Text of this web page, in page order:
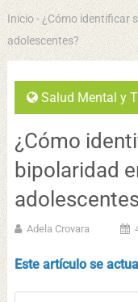
Inicio-¿Cómo identificar
adolescentes?
Salud Mental y
¿Cómo
bipolaridad
Adela Crovara
Este artículo se